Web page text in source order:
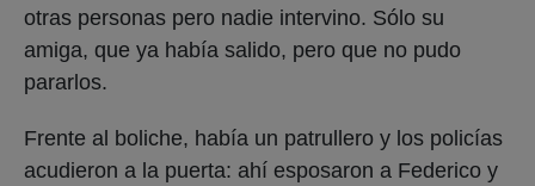
otras personas pero nadie intervino. Sólo su
amiga, que ya había salido, pero que no pudo
pararlos.
Frente al boliche, había un patrullero y los policías
acudieron a la puerta: ahí esposaron a Federico y